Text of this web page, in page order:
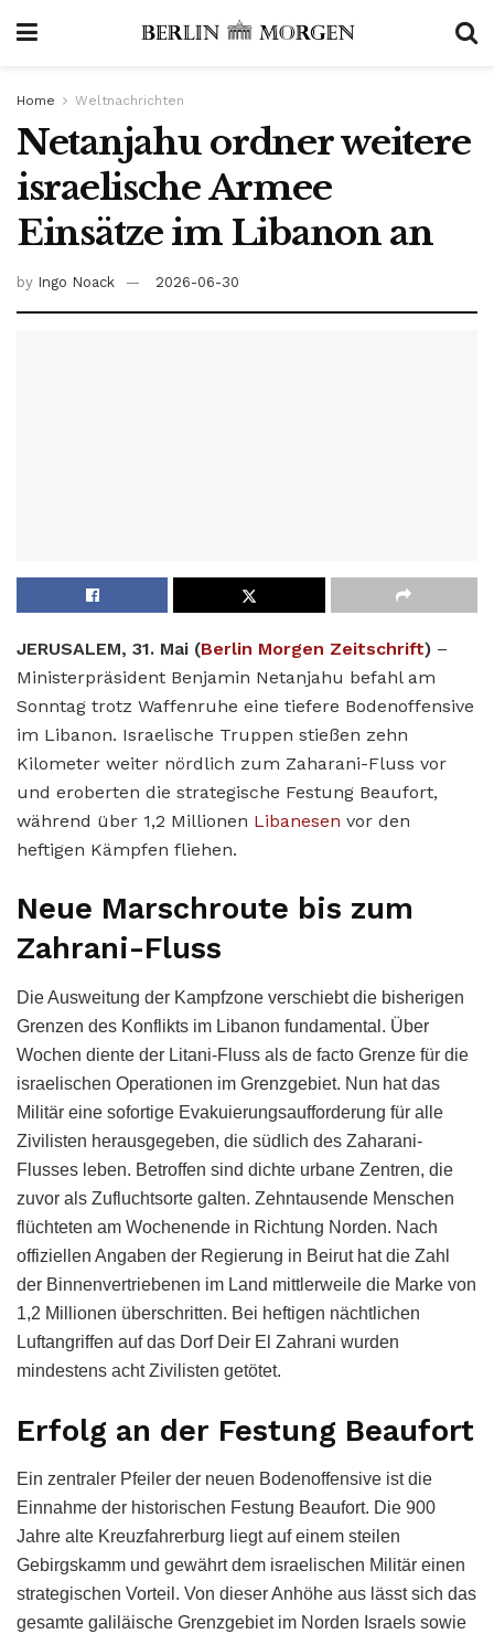
Home Weltnachrichten
Netanjahu ordner weitere
israelische Armee
Einsätze im Libanon an
by Ingo Noack 2026-06-30
JERUSALEM, 31. Mai (Berlin Morgen Zeitschrift) –
Ministerpräsident Benjamin Netanjahu befahl am
Sonntag trotz Waffenruhe eine tiefere Bodenoffensive
im Libanon. Israelische Truppen stießen zehn
Kilometer weiter nördlich zum Zaharani-Fluss vor
und eroberten die strategische Festung Beaufort,
während über 1,2 Millionen Libanesen vor den
heftigen Kämpfen fliehen.
Neue Marschroute bis zum
Zahrani-Fluss
Die Ausweitung der Kampfzone verschiebt die bisherigen
Grenzen des Konflikts im Libanon fundamental. Über
Wochen diente der Litani-Fluss als de facto Grenze für die
israelischen Operationen im Grenzgebiet. Nun hat das
Militär eine sofortige Evakuierungsaufforderung für alle
Zivilisten herausgegeben, die südlich des Zaharani-
Flusses leben. Betroffen sind dichte urbane Zentren, die
zuvor als Zufluchtsorte galten. Zehntausende Menschen
flüchteten am Wochenende in Richtung Norden. Nach
offiziellen Angaben der Regierung in Beirut hat die Zahl
der Binnenvertriebenen im Land mittlerweile die Marke von
1,2 Millionen überschritten. Bei heftigen nächtlichen
Luftangriffen auf das Dorf Deir El Zahrani wurden
mindestens acht Zivilisten getötet.
Erfolg an der Festung Beaufort
Ein zentraler Pfeiler der neuen Bodenoffensive ist die
Einnahme der historischen Festung Beaufort. Die 900
Jahre alte Kreuzfahrerburg liegt auf einem steilen
Gebirgskamm und gewährt dem israelischen Militär einen
strategischen Vorteil. Von dieser Anhöhe aus lässt sich das
gesamte galiläische Grenzgebiet im Norden Israels sowie